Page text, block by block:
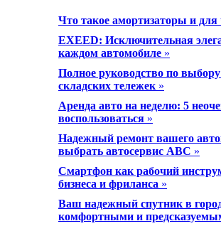
Что такое амортизаторы и
EXEED: Исключительная
каждом автомобиле »
Полное руководство по
складских тележек »
Аренда авто на неделю: 5
воспользоваться »
Надежный ремонт вашего
выбрать автосервис ABC »
Смартфон как рабочий
бизнеса и фриланса »
Ваш надежный спутник в
комфортными и